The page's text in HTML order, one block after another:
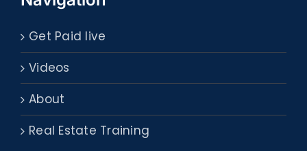
Get Paid live
Videos
About
Real Estate Training